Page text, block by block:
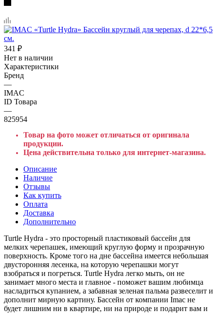
341 ₽
Нет в наличии
Характеристики
Бренд
—
IMAC
ID Товара
—
825954
Товар на фото может отличаться от оригинала
продукции.
Цена действительна только для интернет-магазина.
Описание
Наличие
Отзывы
Как купить
Оплата
Доставка
Дополнительно
Turtle Hydra - это просторный пластиковый бассейн для
мелких черепашек, имеющий круглую форму и прозрачную
поверхность. Кроме того на дне бассейна имеется небольшая
двусторонняя лесенка, на которую черепашки могут
взобраться и погреться. Turtle Hydra легко мыть, он не
занимает много места и главное - поможет вашим любимца
насладиться купанием, а забавная зеленая пальма развеселит и
дополнит мирную картину. Бассейн от компании Imac не
будет лишним ни в квартире, ни на природе и подарит вам и